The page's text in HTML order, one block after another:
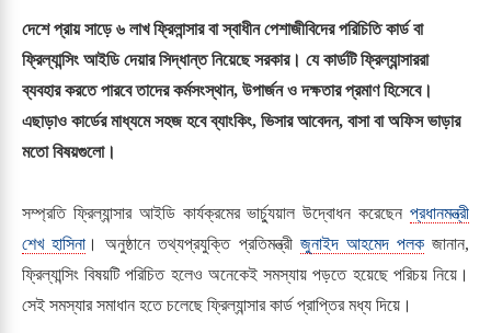
দেশে প্রায় সাড়ে ৬ লাখ ফ্রিলান্সার বা স্বাধীন পেশাজীবিদের পরিচিতি কার্ড বা
ফ্রিল্যান্সিং আইডি দেয়ার সিদ্ধান্ত নিয়েছে সরকার। যে কার্ডটি ফ্রিল্যান্সাররা
ব্যবহার করতে পারবে তাদের কর্মসংস্থান, উপার্জন ও দক্ষতার প্রমাণ হিসেবে।
এছাড়াও কার্ডের মাধ্যমে সহজ হবে ব্যাংকিং, ভিসার আবেদন, বাসা বা অফিস ভাড়ার
মতো বিষয়গুলো।
সম্প্রতি ফ্রিল্যান্সার আইডি কার্যক্রমের ভার্চ্যুয়াল উদ্বোধন করেছেন প্রধানমন্ত্রী
শেখ হাসিনা । অনুষ্ঠানে তথ্যপ্রযুক্তি প্রতিমন্ত্রী জুনাইদ আহমেদ পলকজানান,
ফ্রিল্যান্সিং বিষয়টি পরিচিত হলেও অনেকেই সমস্যায় পড়তে হয়েছে পরিচয় নিয়ে।
সেই সমস্যার সমাধান হতে চলেছে ফ্রিল্যান্সার কার্ড প্রাপ্তির মধ্য দিয়ে।